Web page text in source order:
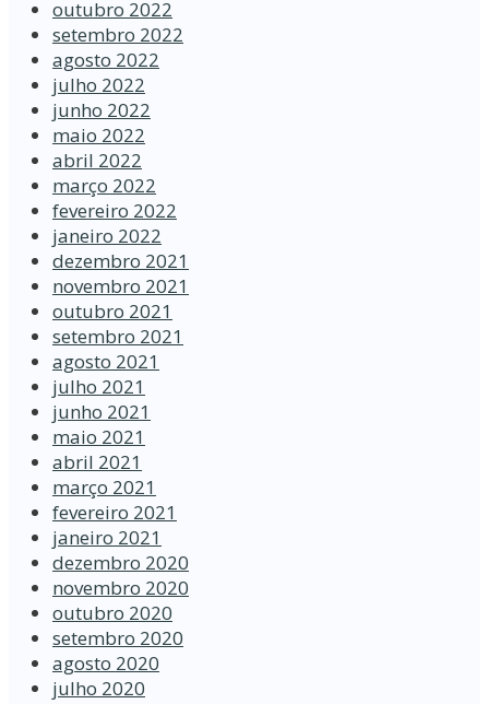
outubro 2022
setembro 2022
agosto 2022
julho 2022
junho 2022
maio 2022
abril 2022
março 2022
fevereiro 2022
janeiro 2022
dezembro 2021
novembro 2021
outubro 2021
setembro 2021
agosto 2021
julho 2021
junho 2021
maio 2021
abril 2021
março 2021
fevereiro 2021
janeiro 2021
dezembro 2020
novembro 2020
outubro 2020
setembro 2020
agosto 2020
julho 2020